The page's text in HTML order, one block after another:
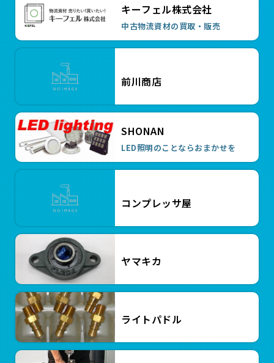
ハイトルク専用レンチ HTWF1235
￥42,240
ハイトルクボルト HTB24110
ハイトルクボルト HTB24100
￥8,580
ハイトルクボルト HTB20120
￥5,830
ハイトルクボルト HTB20110
￥5,830
ハイトルクボルト HTB2090
￥5,610
ハイトルクボルト HTB2070
￥5,610
ハイトルクボルト HTB16110
￥4,840
ハイトルクボルト HTB16100
￥4,840
ハイトルクボルト HTB1680
￥4,730
中古物流資材の買取・販売
キーフェル株式会社
前川商店
LED照明のことならおまかせを
SHONAN
コンプレッサ屋
ヤマキカ
ライトパドル